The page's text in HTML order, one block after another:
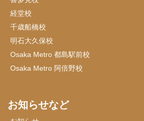
経堂校
千歳船橋校
明石大久保校
Osaka Metro 都島駅前校
Osaka Metro 阿倍野校
お知らせなど